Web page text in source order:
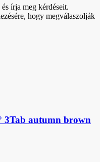
írja meg kérdéseit.
hogy megválaszolják
3Tab autumn brown